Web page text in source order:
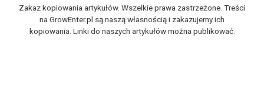
Zakaz kopiowania artykułów. Wszelkie prawa zastrzeżone. Treści
na GrowEnter.pl są naszą własnością i zakazujemy ich
kopiowania. Linki do naszych artykułów można publikować.